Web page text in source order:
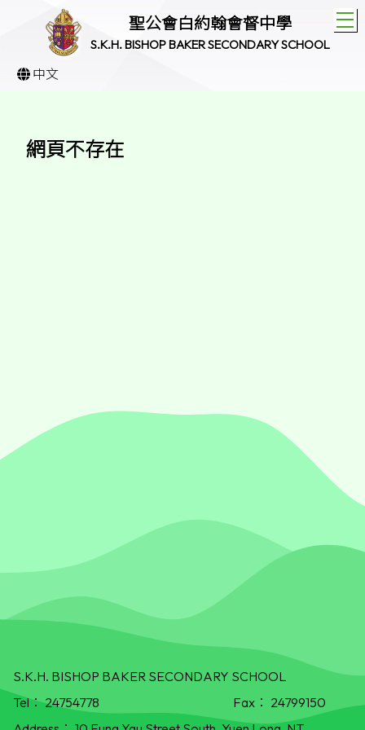
聖公會白約翰會督中學
S.K.H. BISHOP BAKER SECONDARY SCHOOL
中文
網頁不存在
S.K.H. BISHOP BAKER SECONDARY SCHOOL
Tel：24754778 Fax： 24799150